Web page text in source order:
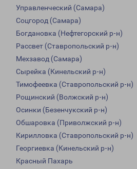
Управленческий (Самара)
Соцгород (Самара)
Богдановка (Нефтегорский р-н)
Рассвет (Ставропольский р-н)
Мехзавод (Самара)
Сырейка (Кинельский р-н)
Тимофеевка (Ставропольский р-н)
Рощинский (Волжский р-н)
Осинки (Безенчукский р-н)
Обшаровка (Приволжский р-н)
Кирилловка (Ставропольский р-н)
Георгиевка (Кинельский р-н)
Красный Пахарь